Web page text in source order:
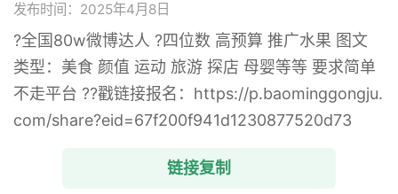
发布时间：2025年4月8日
?全国80w微博达人 ?四位数 高预算 推广水果 图文
类型：美食 颜值 运动 旅游 探店 母婴等等 要求简单
不走平台 ??戳链接报名：https://p.baominggongju.
com/share?eid=67f200f941d1230877520d73
链接复制